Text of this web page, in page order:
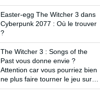
Easter-egg The Witcher 3 dans
Cyberpunk 2077 : Où le trouver
?
The Witcher 3 : Songs of the
Past vous donne envie ?
Attention car vous pourriez bien
ne plus faire tourner le jeu sur
votre PC